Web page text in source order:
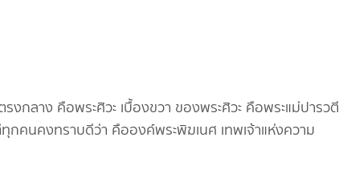
กลาง คือพระศิวะ เบื้องขวา ของพระศิวะ คือพระแม่ปารวตี
กคนคงทราบดีว่า คือองค์พระพิฆเนศ เทพเจ้าแห่งความ